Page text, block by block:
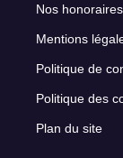
Nos honoraires
Mentions
Politique de
Politique des
Plan du site